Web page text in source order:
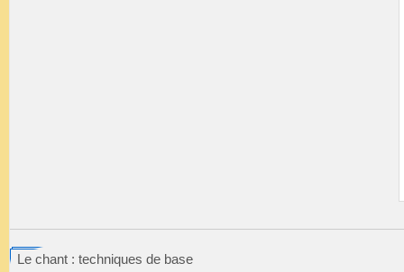
Le chant : techniques de base